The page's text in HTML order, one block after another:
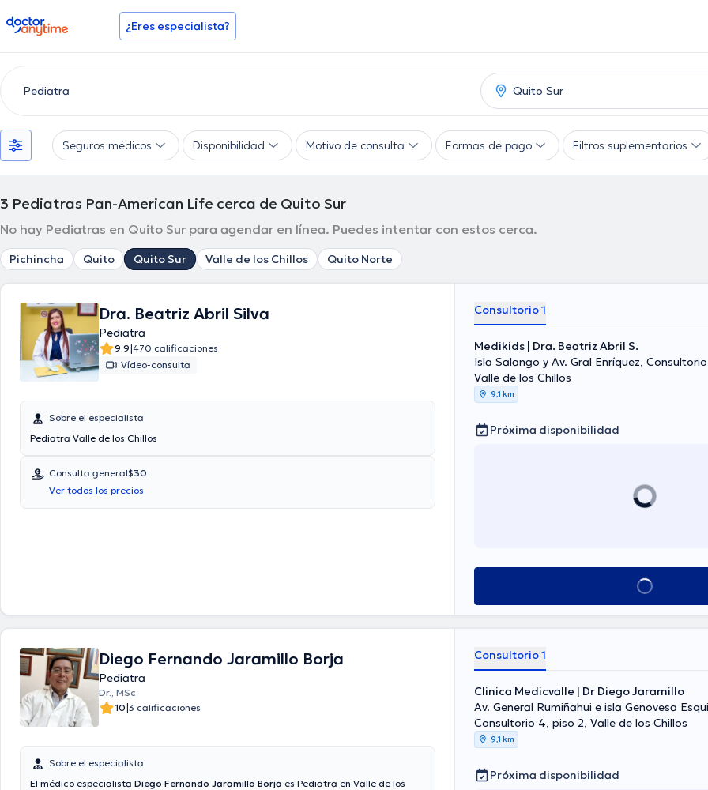
doctoranytime ¿Eres especialista?
Seguros médicos Disponibilidad Motivo de consulta Formas de pago Filtros suplementarios
3 Pediatras Pan-American Life cerca de Quito Sur
No hay Pediatras en Quito Sur para agendar en línea. Puedes intentar con estos cerca.
Pichincha Quito Quito Sur Valle de los Chillos Quito Norte
Dra. Beatriz Abril Silva
Pediatra
9.9|470 calificaciones
Vídeo-consulta
Sobre el especialista
Pediatra Valle de los Chillos
Consulta general$30
Ver todos los precios
Consultorio 1
Medikids | Dra. Beatriz Abril S.
Isla Salango y Av. Gral Enríquez,
Valle de los Chillos
9,1 km
Próxima disponibilidad
Ver más horarios
Diego Fernando Jaramillo Borja
Pediatra
Dr., MSc
10|3 calificaciones
Sobre el especialista
El médico especialista Diego Fernando Jaramillo Borja es Pediatra en Valle de los
Consultorio 1
Clinica Medicvalle | Dr Diego Jaramillo
Av. General Rumiñahui e isla Genovesa
Consultorio 4, piso 2, Valle de los Chillos
9,1 km
Próxima disponibilidad